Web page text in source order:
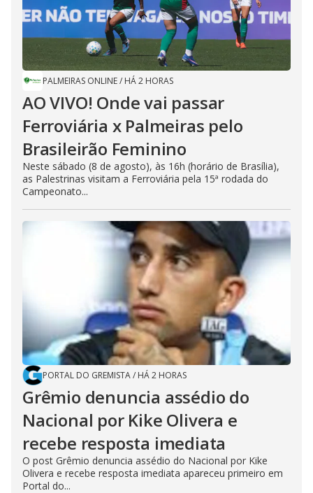
PALMEIRAS ONLINE/ HÁ 2 HORAS
AO VIVO! Onde vai passar
Ferroviária x Palmeiras pelo
Brasileirão Feminino
Neste sábado (8 de agosto), às 16h (horário de Brasília),
as Palestrinas visitam a Ferroviária pela 15ª rodada do
Campeonato...
PORTAL DO GREMISTA/ HÁ 2 HORAS
Grêmio denuncia assédio do
Nacional por Kike Olivera e
recebe resposta imediata
O post Grêmio denuncia assédio do Nacional por Kike
Olivera e recebe resposta imediata apareceu primeiro em
Portal do...